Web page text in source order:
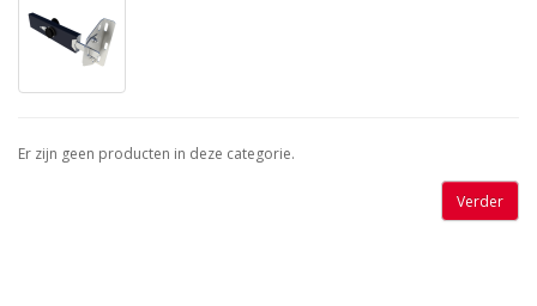
Er zijn geen producten in deze categorie.
Verder